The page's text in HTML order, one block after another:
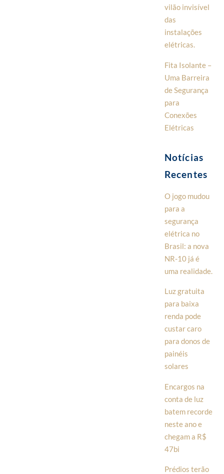
vilão invisível
das
instalações
elétricas.
Fita Isolante –
Uma Barreira
de Segurança
para
Conexões
Elétricas
Notícias
Recentes
O jogo mudou
para a
segurança
elétrica no
Brasil: a nova
NR-10 já é
uma realidade.
Luz gratuita
para baixa
renda pode
custar caro
para donos de
painéis
solares
Encargos na
conta de luz
batem recorde
neste ano e
chegam a R$
47bi
Prédios terão